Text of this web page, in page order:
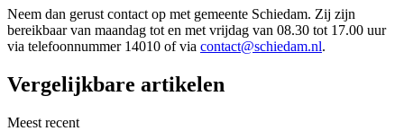
Neem dan gerust contact op met gemeente Schiedam. Zij zijn
bereikbaar van maandag tot en met vrijdag van 08.30 tot 17.00 uur
via telefoonnummer 14010 of via contact@schiedam.nl.
Vergelijkbare artikelen
Meest recent